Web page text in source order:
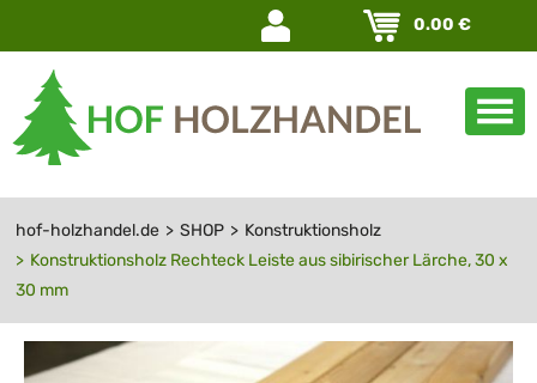
Navigation
überspringen
0.00 €
hof-holzhandel.de SHOP
Konstruktionsholz
Konstruktionsholz Rechteck Leiste aus sibirischer Lärche, 30 x
30 mm